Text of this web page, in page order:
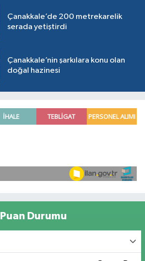
Çanakkale’de 200 metrekarelik
serada yetiştirdi
Çanakkale’nin şarkılara konu olan
doğal hazinesi
Durumu